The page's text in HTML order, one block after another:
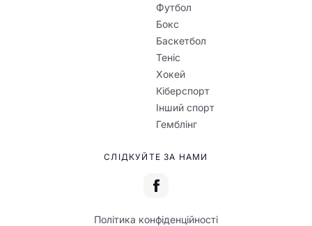
Футбол
Бокс
Баскетбол
Теніс
Хокей
Кіберспорт
Інший спорт
Гемблінг
СЛІДКУЙТЕ ЗА НАМИ
Політика конфіденційності